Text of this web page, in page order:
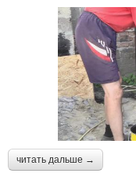
читать дальше →